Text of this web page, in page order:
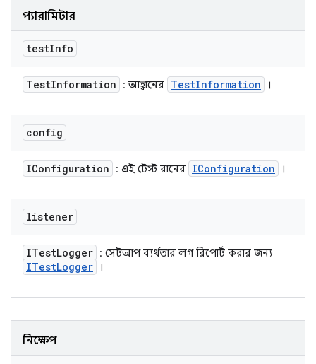
প্যারামিটার
testInfo
TestInformation : আহ্বানের TestInformation ।
config
IConfiguration : এই টেস্ট রানের IConfiguration ।
listener
ITestLogger : সেটআপ ব্যর্থতার লগ রিপোর্ট করার জন্য
ITestLogger ।
নিক্ষেপ